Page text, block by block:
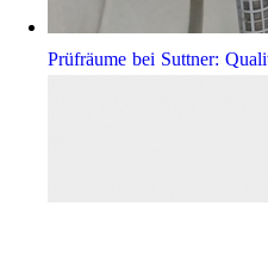
Prüfräume bei Suttner: